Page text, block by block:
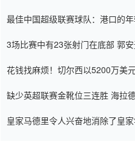
最佳中国超级联赛球队：港口的
3场比赛中有23张射门在底部 郭
花钱找麻烦！切尔西以5200万美
缺少英超联赛金靴位三连胜 海拉
皇家马德里令人兴奋地消除了皇